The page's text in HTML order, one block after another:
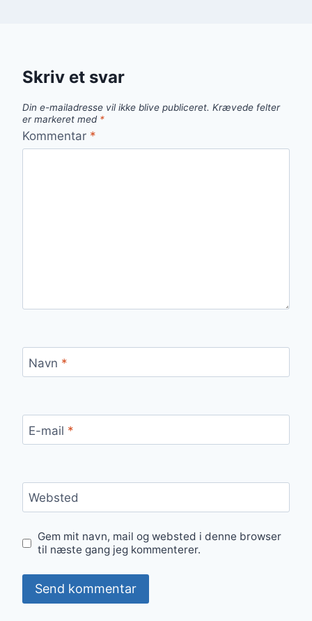
Skriv et svar
Din e-mailadresse vil ikke blive publiceret. Krævede felter
er markeret med *
Kommentar *
Navn *
E-mail *
Websted
Gem mit navn, mail og websted i denne browser
til næste gang jeg kommenterer.